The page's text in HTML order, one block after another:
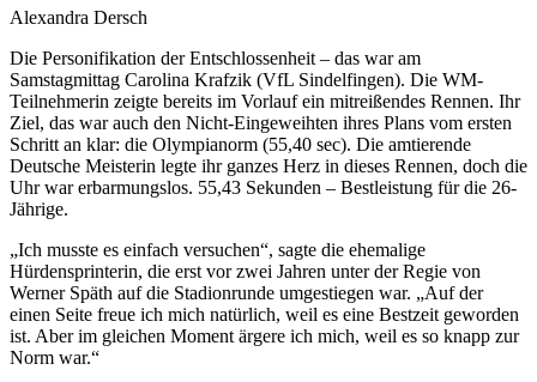
Alexandra Dersch
Die Personifikation der Entschlossenheit – das war am
Samstagmittag Carolina Krafzik (VfL Sindelfingen). Die WM-
Teilnehmerin zeigte bereits im Vorlauf ein mitreißendes Rennen. Ihr
Ziel, das war auch den Nicht-Eingeweihten ihres Plans vom ersten
Schritt an klar: die Olympianorm (55,40 sec). Die amtierende
Deutsche Meisterin legte ihr ganzes Herz in dieses Rennen, doch die
Uhr war erbarmungslos. 55,43 Sekunden – Bestleistung für die 26-
Jährige.
„Ich musste es einfach versuchen“, sagte die ehemalige
Hürdensprinterin, die erst vor zwei Jahren unter der Regie von
Werner Späth auf die Stadionrunde umgestiegen war. „Auf der
einen Seite freue ich mich natürlich, weil es eine Bestzeit geworden
ist. Aber im gleichen Moment ärgere ich mich, weil es so knapp zur
Norm war.“